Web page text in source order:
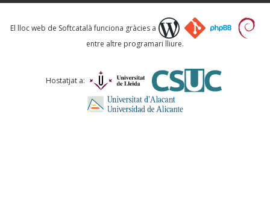
Què proposeu?
Comentari *
El lloc web de Softcatalà funciona gràcies a
entre altre programari lliure.
Hostatjat a: